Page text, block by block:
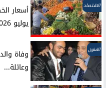
الاقتصاد
يوليو 2026.....
الفنون
وفاة
وعائلة...